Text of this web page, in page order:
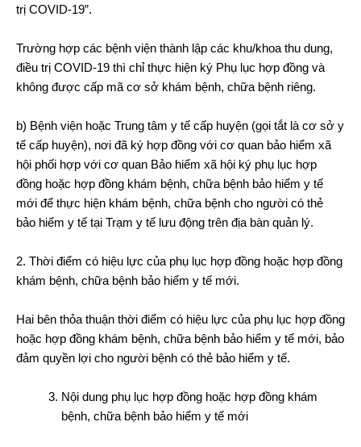
trị COVID-19”.
Trường hợp các bệnh viện thành lập các khu/khoa thu dung,
điều trị COVID-19 thì chỉ thực hiện ký Phụ lục hợp đồng và
không được cấp mã cơ sở khám bệnh, chữa bệnh riêng.
b) Bệnh viện hoặc Trung tâm y tế cấp huyện (gọi tắt là cơ sở y
tế cấp huyện), nơi đã ký hợp đồng với cơ quan bảo hiểm xã
hội phối hợp với cơ quan Bảo hiểm xã hội ký phụ lục hợp
đồng hoặc hợp đồng khám bệnh, chữa bệnh bảo hiểm y tế
mới để thực hiện khám bệnh, chữa bệnh cho người có thẻ
bảo hiểm y tế tại Trạm y tế lưu động trên địa bàn quản lý.
2. Thời điểm có hiệu lực của phụ lục hợp đồng hoặc hợp đồng
khám bệnh, chữa bệnh bảo hiểm y tế mới.
Hai bên thỏa thuận thời điểm có hiệu lực của phụ lục hợp đồng
hoặc hợp đồng khám bệnh, chữa bệnh bảo hiểm y tế mới, bảo
đảm quyền lợi cho người bệnh có thẻ bảo hiểm y tế.
Nội dung phụ lục hợp đồng hoặc hợp đồng khám
bệnh, chữa bệnh bảo hiểm y tế mới